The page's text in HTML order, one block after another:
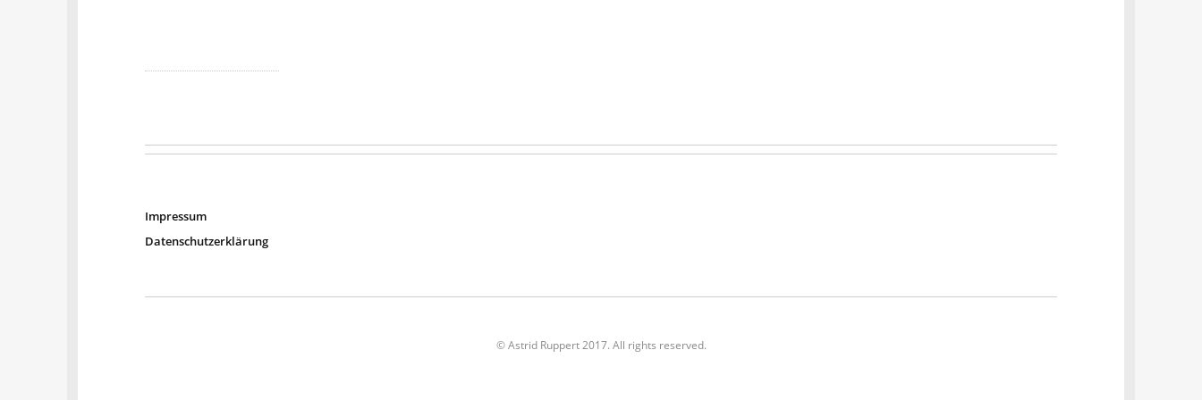
Impressum
Datenschutzerklärung
© Astrid Ruppert 2017. All rights reserved.